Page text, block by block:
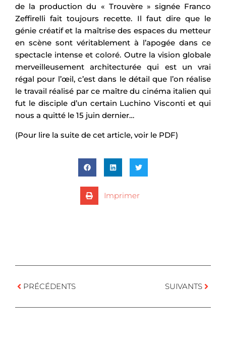
de la production du « Trouvère » signée Franco
Zeffirelli fait toujours recette. Il faut dire que le
génie créatif et la maîtrise des espaces du metteur
en scène sont véritablement à l’apogée dans ce
spectacle intense et coloré. Outre la vision globale
merveilleusement architecturée qui est un vrai
régal pour l’œil, c’est dans le détail que l’on réalise
le travail réalisé par ce maître du cinéma italien qui
fut le disciple d’un certain Luchino Visconti et qui
nous a quitté le 15 juin dernier…
(Pour lire la suite de cet article, voir le PDF)
Imprimer
PRÉCÉDENTS SUIVANTS